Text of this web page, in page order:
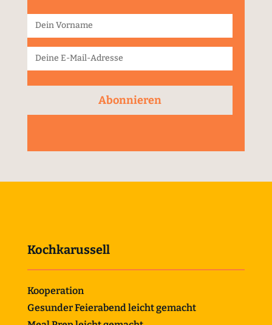
Abonnieren
Kochkarussell
Kooperation
Gesunder Feierabend leicht gemacht